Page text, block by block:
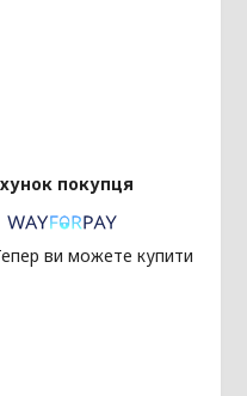
покупця
ви можете купити